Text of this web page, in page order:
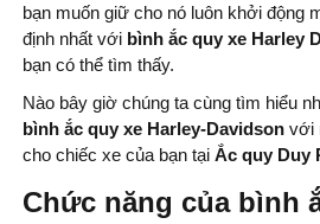
bạn muốn giữ cho nó luôn khởi động
định nhất với bình ắc quy xe Harley
bạn có thể tìm thấy.
Nào bây giờ chúng ta cùng tìm hiểu
bình ắc quy xe Harley-Davidson với
cho chiếc xe của bạn tại Ắc quy Duy
Chức năng của bình